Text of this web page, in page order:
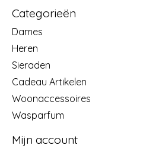
Categorieën
Dames
Heren
Sieraden
Cadeau Artikelen
Woonaccessoires
Wasparfum
Mijn account